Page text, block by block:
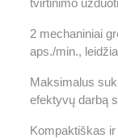
tvirtinimo
2 mechaniniai
aps./min.,
Maksimalus
efektyvų darbą
Kompaktiškas